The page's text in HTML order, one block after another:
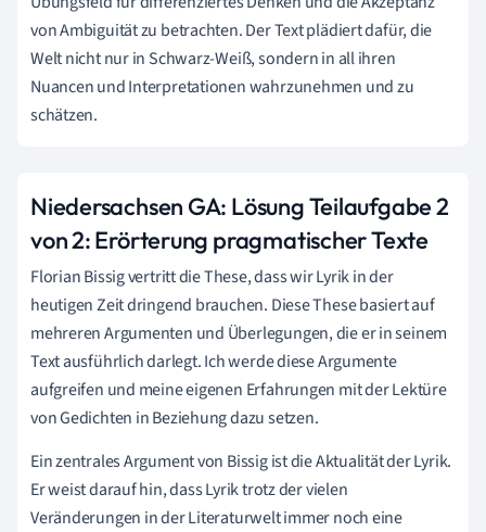
von Ambiguität zu betrachten. Der Text plädiert dafür, die
Welt nicht nur in Schwarz-Weiß, sondern in all ihren
Nuancen und Interpretationen wahrzunehmen und zu
schätzen.
Niedersachsen GA: LösungTeilaufgabe 2
von 2:Erörterung pragmatischer Texte
Florian Bissig vertritt die These, dass wir Lyrik in der
heutigen Zeit dringend brauchen. Diese These basiert auf
mehreren Argumenten und Überlegungen, die er in seinem
Text ausführlich darlegt. Ich werde diese Argumente
aufgreifen und meine eigenen Erfahrungen mit der Lektüre
von Gedichten in Beziehung dazu setzen.
Ein zentrales Argument von Bissig ist die Aktualität der Lyrik.
Er weist darauf hin, dass Lyrik trotz der vielen
Veränderungen in der Literaturwelt immer noch eine